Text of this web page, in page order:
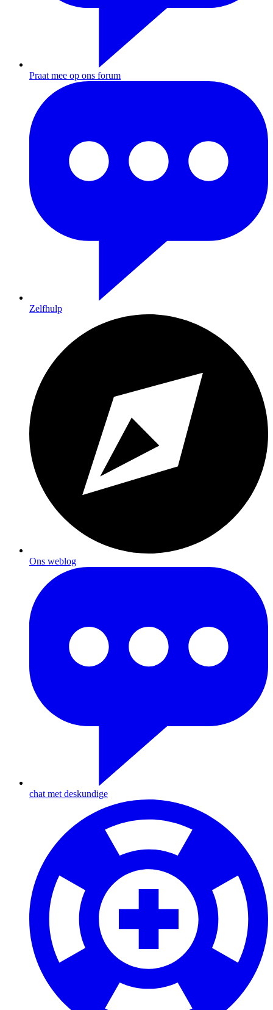
Praat mee op ons forum
Zelfhulp
Ons weblog
chat met deskundige